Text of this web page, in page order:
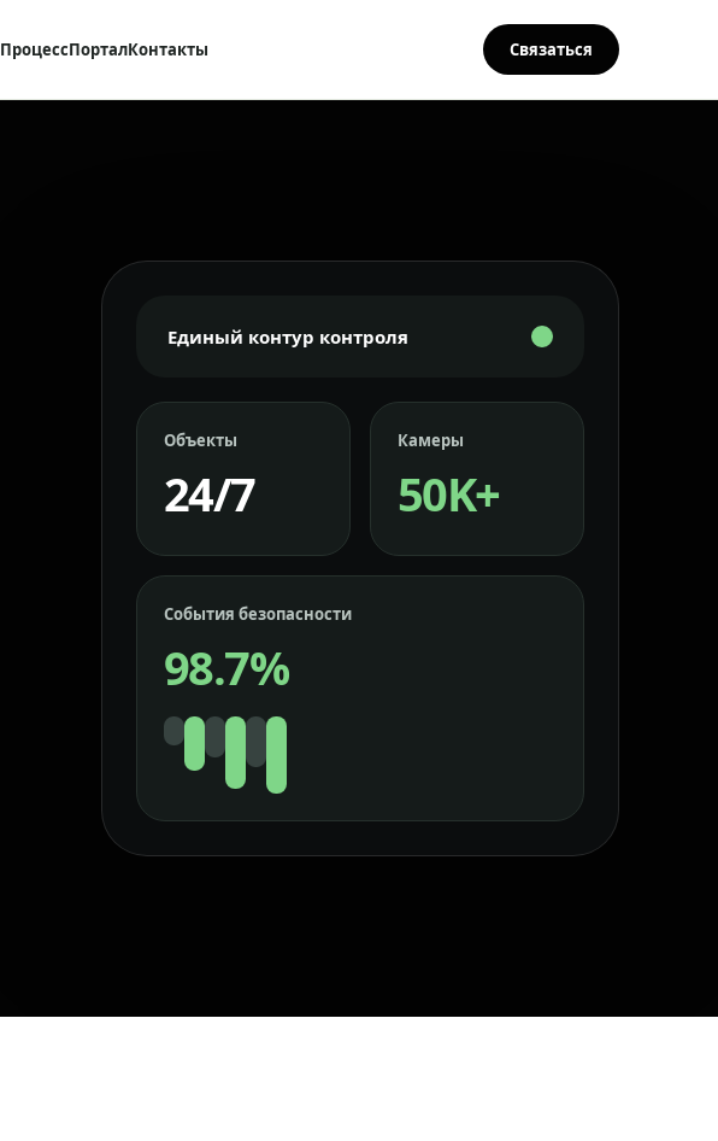
ПроцессПорталКонтакты Связаться
Единый контур контроля
Объекты
24/7
Камеры
50K+
События безопасности
98.7%